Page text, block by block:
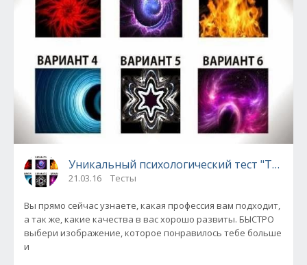
Уникальный психологический тест "Твоя
21.03.16 Тесты
Вы прямо сейчас узнаете, какая профессия вам подходит,
а так же, какие качества в вас хорошо развиты. БЫСТРО
выбери изображение, которое понравилось тебе больше
и